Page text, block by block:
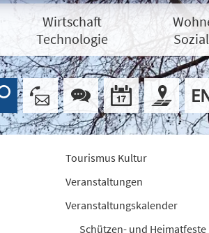
Wirtschaft
Technologie
Tourismus Kultur
Veranstaltungen
Veranstaltungskalender
Schützen- und Heimatfeste